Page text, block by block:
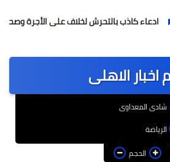
أخبار مصر
عالمى
الرياضة
فن
بالتحرش لخلاف على الأجرة وصحفية وهمية
اخبار الاهلى
شادى المعداوى
الرياضة
الحجم